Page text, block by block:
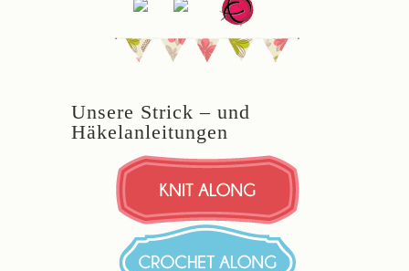
Unsere Strick – und
Häkelanleitungen